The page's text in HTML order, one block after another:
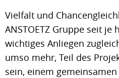
Vielfalt und
ANSTOETZ Gruppe seit
wichtiges Anliegen
umso mehr, Teil des
sein, einem